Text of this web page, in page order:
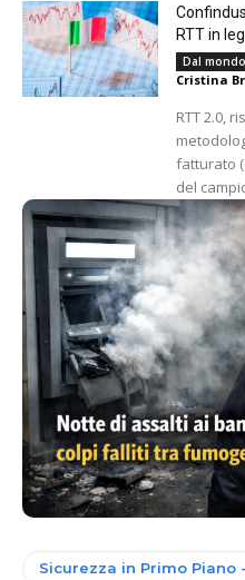
RTT in
Dal
Cristina
RTT 2.0,
fatturato
del
Sicurezza in Primo Piano